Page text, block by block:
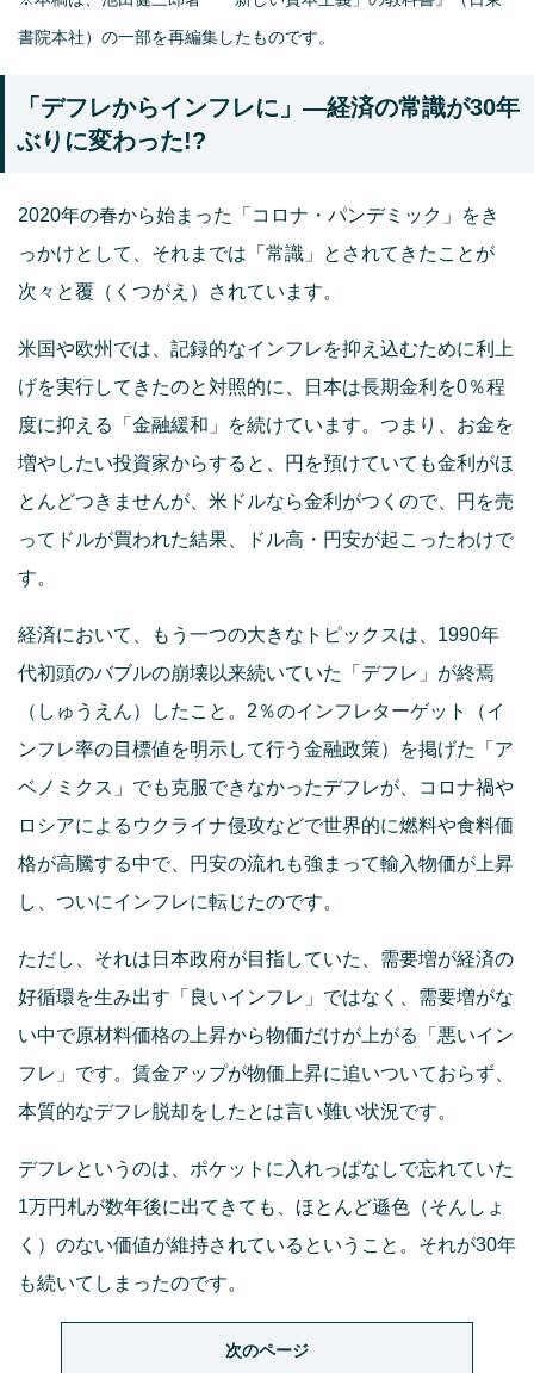
書院本社）の一部を再編集したものです。
「デフレからインフレに」―経済の常識が30年
ぶりに変わった!?
2020年の春から始まった「コロナ・パンデミック」をき
っかけとして、それまでは「常識」とされてきたことが
次々と覆（くつがえ）されています。
米国や欧州では、記録的なインフレを抑え込むために利上
げを実行してきたのと対照的に、日本は長期金利を0％程
度に抑える「金融緩和」を続けています。つまり、お金を
増やしたい投資家からすると、円を預けていても金利がほ
とんどつきませんが、米ドルなら金利がつくので、円を売
ってドルが買われた結果、ドル高・円安が起こったわけで
す。
経済において、もう一つの大きなトピックスは、1990年
代初頭のバブルの崩壊以来続いていた「デフレ」が終焉
（しゅうえん）したこと。2％のインフレターゲット（イ
ンフレ率の目標値を明示して行う金融政策）を掲げた「ア
ベノミクス」でも克服できなかったデフレが、コロナ禍や
ロシアによるウクライナ侵攻などで世界的に燃料や食料価
格が高騰する中で、円安の流れも強まって輸入物価が上昇
し、ついにインフレに転じたのです。
ただし、それは日本政府が目指していた、需要増が経済の
好循環を生み出す「良いインフレ」ではなく、需要増がな
い中で原材料価格の上昇から物価だけが上がる「悪いイン
フレ」です。賃金アップが物価上昇に追いついておらず、
本質的なデフレ脱却をしたとは言い難い状況です。
デフレというのは、ポケットに入れっぱなしで忘れていた
1万円札が数年後に出てきても、ほとんど遜色（そんしょ
く）のない価値が維持されているということ。それが30年
も続いてしまったのです。
次のページ